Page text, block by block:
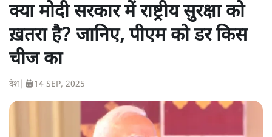
क्या मोदी सरकार में राष्ट्रीय सुरक्षा को
ख़तरा है? जानिए, पीएम को डर किस
चीज का
देश 14 SEP, 2025